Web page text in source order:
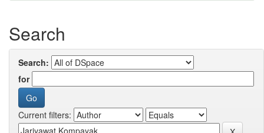
Search
Search:
for
Current filters: